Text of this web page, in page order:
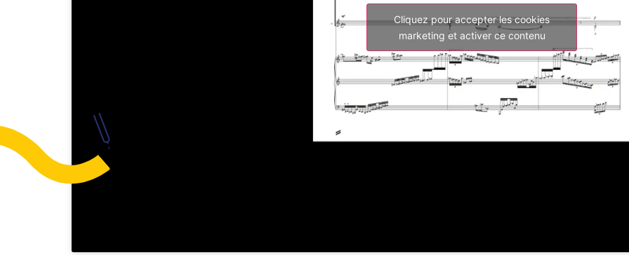
Cliquez pour accepter les cookies
marketing et activer ce contenu